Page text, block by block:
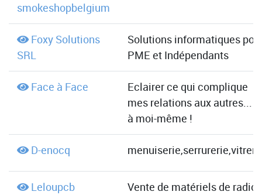
smokeshopbelgium
Foxy Solutions
SRL
Solutions informatiques
PME et Indépendants
Face à Face
Eclairer ce qui complique
mes relations aux autres...
à moi-même !
D-enocq
Leloupcb
Vente de matériels de radio